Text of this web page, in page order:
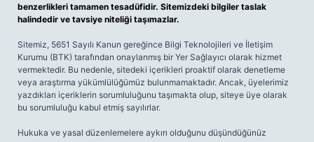
benzerlikleri tamamen tesadüfidir. Sitemizdeki bilgiler taslak
halindedir ve tavsiye niteliği taşımazlar.
Sitemiz, 5651 Sayılı Kanun gereğince Bilgi Teknolojileri ve İletişim
Kurumu (BTK) tarafından onaylanmış bir Yer Sağlayıcı olarak hizmet
vermektedir. Bu nedenle, sitedeki içerikleri proaktif olarak denetleme
veya araştırma yükümlülüğümüz bulunmamaktadır. Ancak, üyelerimiz
yazdıkları içeriklerin sorumluluğunu taşımakta olup, siteye üye olarak
bu sorumluluğu kabul etmiş sayılırlar.
Hukuka ve yasal düzenlemelere aykırı olduğunu düşündüğünüz